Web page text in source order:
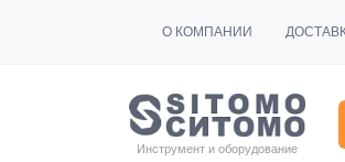
О КОМПАНИИ
Инструмент и оборудование